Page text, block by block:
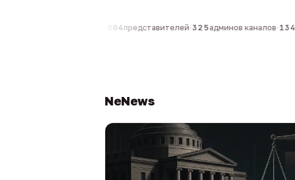
804представителей·325админов каналов·134
NeNews